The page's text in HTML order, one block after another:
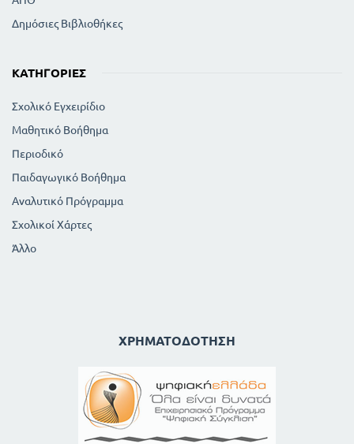
Δημόσιες Βιβλιοθήκες
ΚΑΤΗΓΟΡΊΕΣ
Σχολικό Εγχειρίδιο
Μαθητικό Βοήθημα
Περιοδικό
Παιδαγωγικό Βοήθημα
Αναλυτικό Πρόγραμμα
Σχολικοί Χάρτες
Άλλο
ΧΡΗΜΑΤΟΔΌΤΗΣΗ